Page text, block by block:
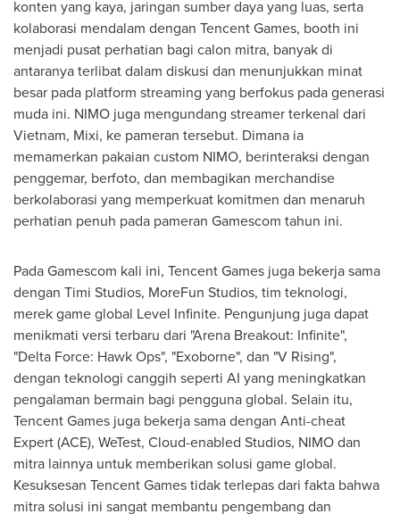
konten yang kaya, jaringan sumber daya yang luas, serta
kolaborasi mendalam dengan TencentGames, booth ini
menjadi pusat perhatian bagi calon mitra, banyak di
antaranya terlibat dalam diskusi dan menunjukkan minat
besar pada platform streaming yang berfokus pada generasi
muda ini. NIMO juga mengundang streamer terkenal dari
Vietnam, Mixi, ke pameran tersebut. Dimana ia
memamerkan pakaian custom NIMO, berinteraksi dengan
penggemar, berfoto, dan membagikan merchandise
berkolaborasi yang memperkuat komitmen dan menaruh
perhatian penuh pada pameran Gamescom tahun ini.
Pada Gamescom kali ini, TencentGames juga bekerja sama
dengan Timi Studios, MoreFun Studios, tim teknologi,
merek game global Level Infinite. Pengunjung juga dapat
menikmati versi terbaru dari "Arena Breakout: Infinite",
"Delta Force: Hawk Ops", "Exoborne", dan "V Rising",
dengan teknologi canggih seperti AI yang meningkatkan
pengalaman bermain bagi pengguna global. Selain itu,
TencentGames juga bekerja sama dengan Anti-cheat
Expert (ACE), WeTest, Cloud-enabled Studios, NIMO dan
mitra lainnya untuk memberikan solusi game global.
Kesuksesan TencentGames tidak terlepas dari fakta bahwa
mitra solusi ini sangat membantu pengembang dan